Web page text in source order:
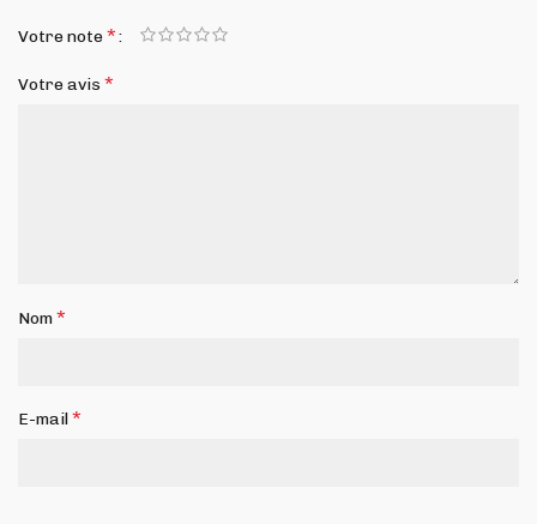
Votre note*
Votre avis *
Nom*
E-mail*